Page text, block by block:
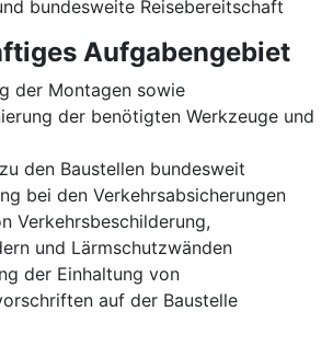
bundesweite Reisebereitschaft
Aufgabengebiet
der Montagen sowie
der benötigten Werkzeuge und
den Baustellen bundesweit
bei den Verkehrsabsicherungen
Verkehrsbeschilderung,
und Lärmschutzwänden
der Einhaltung von
auf der Baustelle